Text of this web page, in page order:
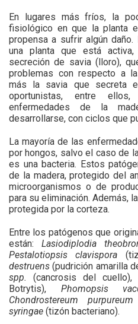
En lugares más fríos, la
fisiológico en que la planta
propensa a sufrir algún
una planta que está activa,
secreción de savia (lloro),
problemas con respecto a
más la savia que secreta
oportunistas, entre
enfermedades de la
desarrollarse, con ciclos que
La mayoría de las
por hongos, salvo el caso de
es una bacteria. Estos
de la madera, protegido del
microorganismos o de
para su eliminación. Además,
protegida por la corteza.
Entre los patógenos que
están:Lasiodiplodia
Pestalotiopsis clavispora
destruens (pudrición amarilla
spp.
(cancrosis del cuello),
Botrytis), Phomopsis
Chondrostereum purpureum
syringae (tizón bacteriano).